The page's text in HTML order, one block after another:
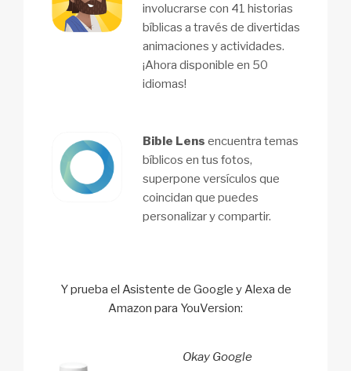
involucrarse con 41 historias
bíblicas a través de divertidas
animaciones y actividades.
¡Ahora disponible en 50
idiomas!
Bible Lens encuentra temas
bíblicos en tus fotos,
superpone versículos que
coincidan que puedes
personalizar y compartir.
Y prueba el Asistente de Google y Alexa de
Amazon para YouVersion:
Okay Google